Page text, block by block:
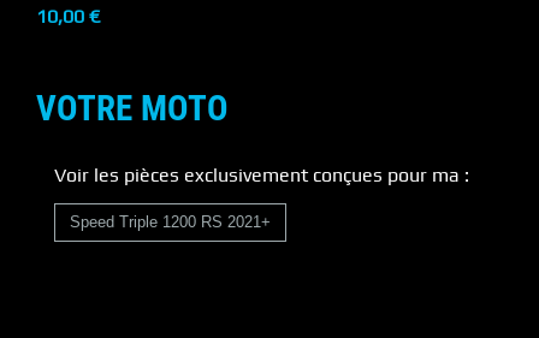
10,00 €
VOTRE MOTO
Voir les pièces exclusivement conçues pour ma :
Speed Triple 1200 RS 2021+